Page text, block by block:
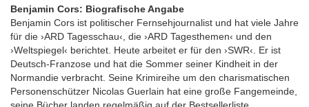
Benjamin Cors: Biografische Angabe
Benjamin Cors ist politischer Fernsehjournalist und hat viele Jahre
für die ›ARD Tagesschau‹, die ›ARD Tagesthemen‹ und den
›Weltspiegel‹ berichtet. Heute arbeitet er für den ›SWR‹. Er ist
Deutsch-Franzose und hat die Sommer seiner Kindheit in der
Normandie verbracht. Seine Krimireihe um den charismatischen
Personenschützer Nicolas Guerlain hat eine große Fangemeinde,
seine Bücher landen regelmäßig auf der Bestsellerliste.